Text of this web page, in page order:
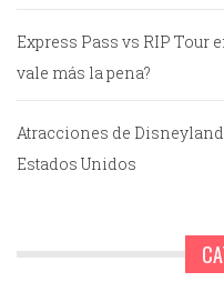
Express Pass vs RIP Tour
vale más la pena?
Atracciones de
Estados Unidos